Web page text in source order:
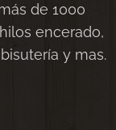
de 1000
encerado,
y mas.